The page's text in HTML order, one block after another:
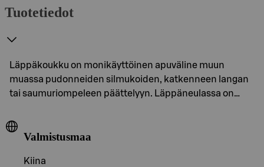
Tuotetiedot
Läppäkoukku on monikäyttöinen apuväline muun
muassa pudonneiden silmukoiden, katkenneen langan
tai saumuriompeleen päättelyyn. Läppäneulassa on…
Valmistusmaa
Kiina